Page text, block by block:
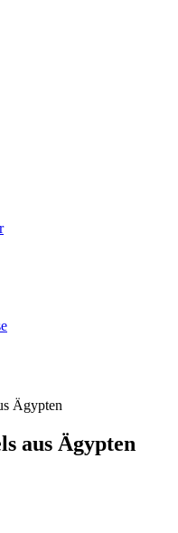
Ägypten
aus Ägypten